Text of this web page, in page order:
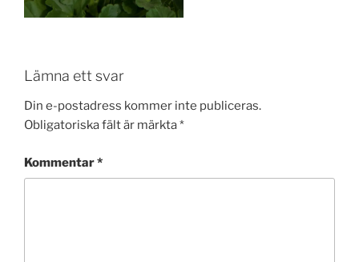
Lämna ett svar
Din e-postadress kommer inte publiceras.
Obligatoriska fält är märkta*
Kommentar*